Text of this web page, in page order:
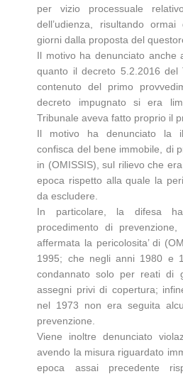
per vizio processuale
dell’udienza, risultando
giorni dalla proposta del
Il motivo ha denunciato anche
quanto il decreto 5.2.2016 del
contenuto del primo
decreto impugnato si era
Tribunale aveva fatto proprio il
Il motivo ha denunciato la
confisca del bene immobile, di
in (OMISSIS), sul rilievo che
epoca rispetto alla quale la
da escludere.
In particolare, la difesa
procedimento di
affermata la pericolosita’ di
1995; che negli anni 1980 e
condannato solo per reati di
assegni privi di copertura;
nel 1973 non era seguita
prevenzione.
Viene inoltre denunciato
avendo la misura riguardato
epoca assai precedente